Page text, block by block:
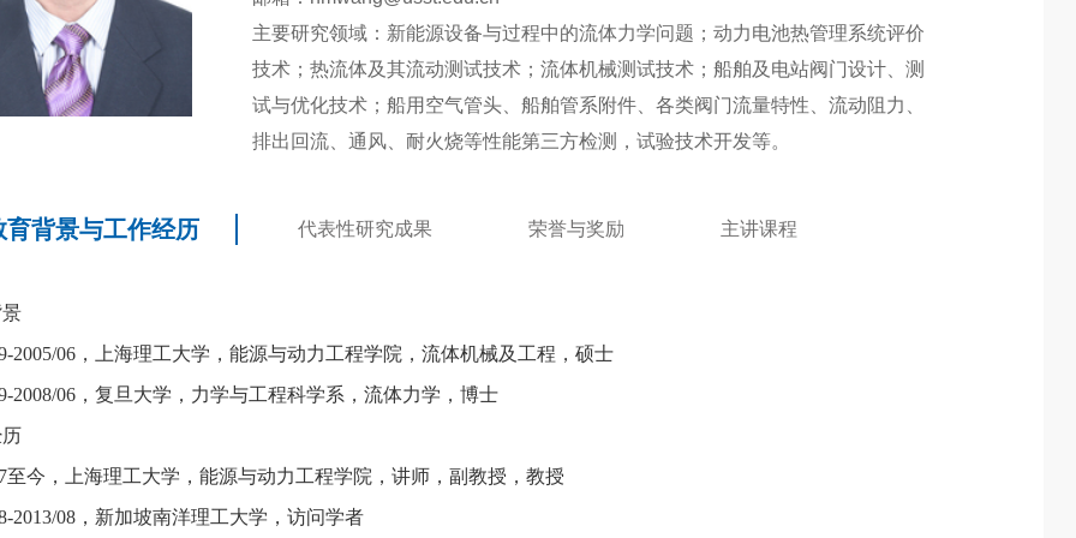
主要研究领域：新能源设备与过程中的流体力学问题；动力电池热管理系统评价
技术；热流体及其流动测试技术；流体机械测试技术；船舶及电站阀门设计、测
试与优化技术；船用空气管头、船舶管系附件、各类阀门流量特性、流动阻力、
排出回流、通风、耐火烧等性能第三方检测，试验技术开发等。
育背景与工作经历 代表性研究成果 荣誉与奖励 主讲课程
2005/06，上海理工大学，能源与动力工程学院，流体机械及工程，硕士
2008/06，复旦大学，力学与工程科学系，流体力学，博士
至今，上海理工大学，能源与动力工程学院，讲师，副教授，教授
2013/08，新加坡南洋理工大学，访问学者